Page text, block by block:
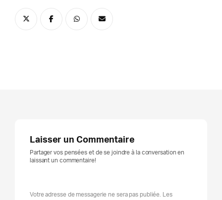
Laisser un Commentaire
Partager vos pensées et de se joindre à la conversation en
laissant un commentaire!
Votre adresse de messagerie ne sera pas publiée. Les